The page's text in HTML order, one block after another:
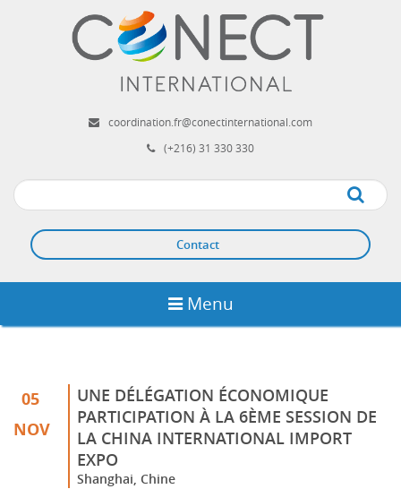
coordination.fr@conectinternational.com
(+216) 31 330 330
Apply
Contact
Menu
05
NOV
UNE DÉLÉGATION ÉCONOMIQUE
PARTICIPATION À LA 6ÈME SESSION DE
LA CHINA INTERNATIONAL IMPORT
EXPO
Shanghai, Chine